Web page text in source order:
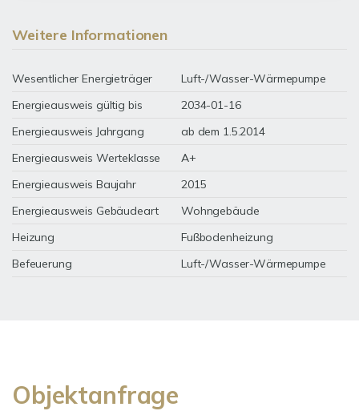
Weitere Informationen
Wesentlicher Energieträger
Luft-/Wasser-Wärmepumpe
Energieausweis gültig bis
2034-01-16
Energieausweis Jahrgang
ab dem 1.5.2014
Energieausweis Werteklasse
A+
Energieausweis Baujahr
2015
Energieausweis Gebäudeart
Wohngebäude
Heizung
Fußbodenheizung
Befeuerung
Luft-/Wasser-Wärmepumpe
Objektanfrage